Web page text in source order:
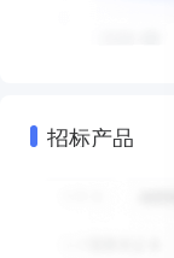
招标产品